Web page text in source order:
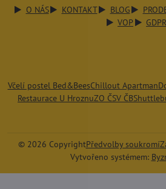
O NÁS KONTAKT BLOG
VOP
GDPR
Včelí postel Bed&BeesChillout Apartman
Restaurace U HroznuZO ČSV ČB
© 2026 CopyrightPředvolby soukromí
Vytvořeno systémem: